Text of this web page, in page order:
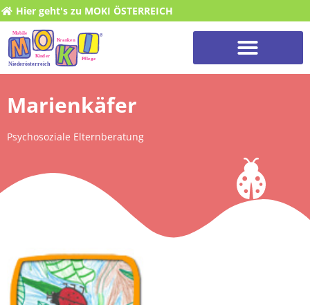
Hier geht's zu MOKI ÖSTERREICH
Marienkäfer
Psychosoziale Elternberatung